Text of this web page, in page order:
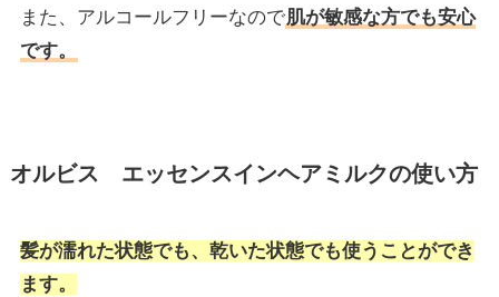
また、アルコールフリーなので肌が敏感な方でも安心
です。
オルビス エッセンスインヘアミルクの使い方
髪が濡れた状態でも、乾いた状態でも使うことができ
ます。